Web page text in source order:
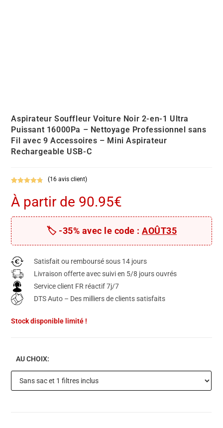
Aspirateur Souffleur Voiture Noir 2-en-1 Ultra
Puissant 16000Pa – Nettoyage Professionnel sans
Fil avec 9 Accessoires – Mini Aspirateur
Rechargeable USB-C
sur 5
basé sur
notations
client
(16 avis client)
À partir de 90.95€
🏷️ -35% avec le code : AOÛT35
Satisfait ou remboursé sous 14 jours
Livraison offerte avec suivi en 5/8 jours ouvrés
Service client FR réactif 7j/7
DTS Auto – Des milliers de clients satisfaits
Stock disponible limité !
AU CHOIX: